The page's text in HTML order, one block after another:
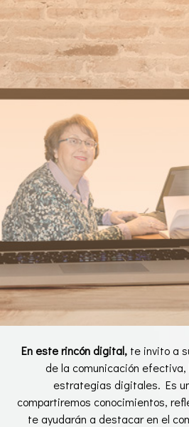
En este rincón digital,te invito a
de la comunicación
estrategias digitales. Es
compartiremos conocimientos,
te ayudarán a destacar en el